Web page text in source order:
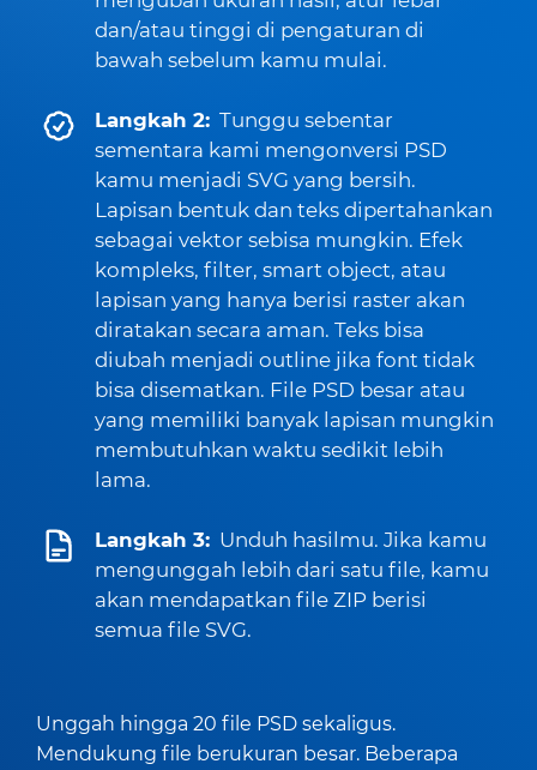
dan/atau tinggi di pengaturan di
bawah sebelum kamu mulai.
Langkah 2: Tunggu sebentar
sementara kami mengonversi PSD
kamu menjadi SVG yang bersih.
Lapisan bentuk dan teks dipertahankan
sebagai vektor sebisa mungkin. Efek
kompleks, filter, smart object, atau
lapisan yang hanya berisi raster akan
diratakan secara aman. Teks bisa
diubah menjadi outline jika font tidak
bisa disematkan. File PSD besar atau
yang memiliki banyak lapisan mungkin
membutuhkan waktu sedikit lebih
lama.
Langkah 3: Unduh hasilmu. Jika kamu
mengunggah lebih dari satu file, kamu
akan mendapatkan file ZIP berisi
semua file SVG.
Unggah hingga 20 file PSD sekaligus.
Mendukung file berukuran besar. Beberapa